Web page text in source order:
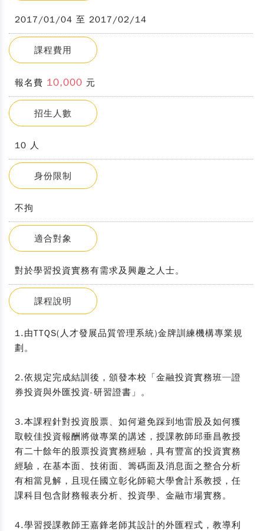
2017/01/04 至 2017/02/14
課程費用
報名費 10,000 元
招生人數
10 人
身份限制
不拘
適合對象
對於學習投資實務有需求及興趣之人士。
課程說明
1.由TTQS(人才發展品質管理系統)金牌訓練機構專業規
劃。
2.依規定完成結訓後，頒發本校「金融投資實務班─證
券投資與外匯投資-研習證書」。
3.本課程針對投資股票、如何避免踩到地雷股及如何獲
取較佳投資報酬將做專業的講述，授課教師邱垂昌教授
有二十餘年的股票投資實務經驗，具有豐富的投資實務
經驗，在基本面、技術面、籌碼面及消息面之整合分析
有相當見解，且現任國立彰化師範大學會計系教授，任
課科目包含財務報表分析、投資學、金融市場實務。
4.學習授課教師王嘉鋒老師其設計的外匯程式，教導利